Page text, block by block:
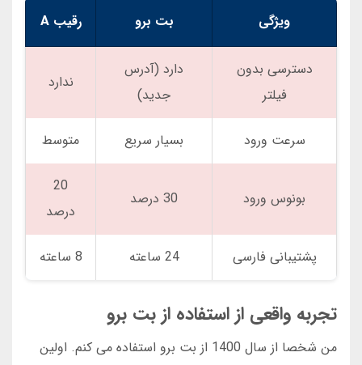
ویژگی بت برو رقیب A
دسترسی بدون
فیلتر
دارد (آدرس
جدید)
ندارد
سرعت ورود بسیار سریع متوسط
بونوس ورود 30 درصد
20
درصد
پشتیبانی فارسی 24 ساعته 8 ساعته
تجربه واقعی از استفاده از بت برو
من شخصا از سال 1400 از بت برو استفاده می کنم. اولین